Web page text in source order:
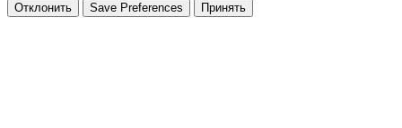
Отклонить Save Preferences Принять